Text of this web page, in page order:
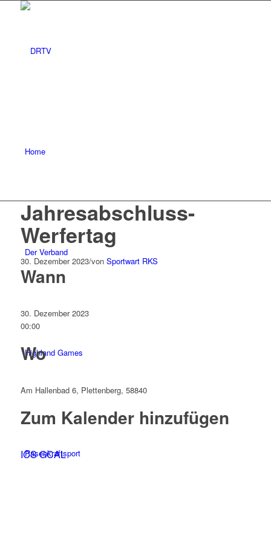
Home
Der Verband
Highland Games
Rasenkraftsport
Jahresabschluss-
Werfertag
30. Dezember 2023/von Sportwart RKS
Wann
30. Dezember 2023
00:00
Wo
Am Hallenbad 6, Plettenberg, 58840
Zum Kalender hinzufügen
ICSGCAL